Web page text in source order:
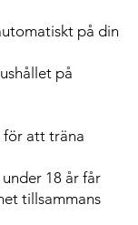
på din
på
för att träna
18 år får
tillsammans